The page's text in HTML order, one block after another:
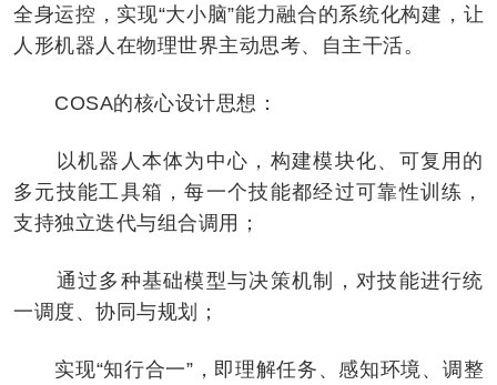
全身运控，实现“大小脑”能力融合的系统化构建，让
人形机器人在物理世界主动思考、自主干活。
COSA的核心设计思想：
以机器人本体为中心，构建模块化、可复用的
多元技能工具箱，每一个技能都经过可靠性训练，
支持独立迭代与组合调用；
通过多种基础模型与决策机制，对技能进行统
一调度、协同与规划；
实现“知行合一”，即理解任务、感知环境、调整